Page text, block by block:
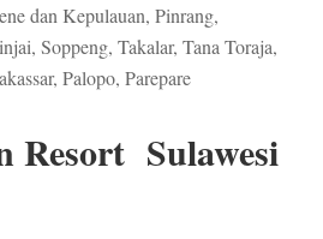
dan Kepulauan, Pinrang,
Soppeng, Takalar, Tana Toraja,
Palopo, Parepare
Resort Sulawesi